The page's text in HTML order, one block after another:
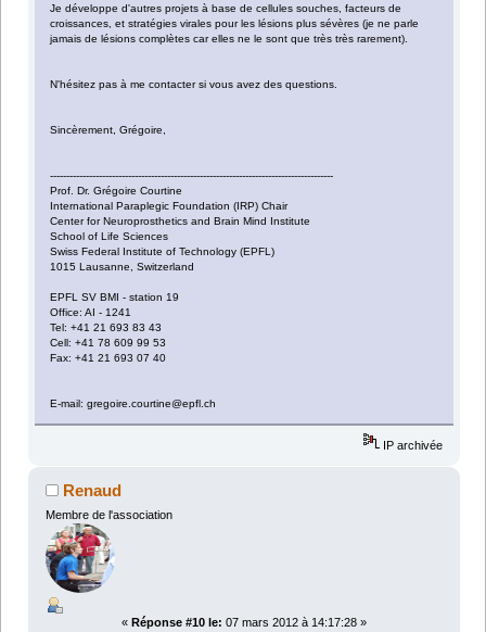
Je développe d'autres projets à base de cellules souches, facteurs de
croissances, et stratégies virales pour les lésions plus sévères (je ne parle
jamais de lésions complètes car elles ne le sont que très très rarement).
N'hésitez pas à me contacter si vous avez des questions.
Sincèrement, Grégoire,
---------------------------------------------------------------------------------------
Prof. Dr. Grégoire Courtine
International Paraplegic Foundation (IRP) Chair
Center for Neuroprosthetics and Brain Mind Institute
School of Life Sciences
Swiss Federal Institute of Technology (EPFL)
1015 Lausanne, Switzerland
EPFL SV BMI - station 19
Office: AI - 1241
Tel: +41 21 693 83 43
Cell: +41 78 609 99 53
Fax: +41 21 693 07 40
E-mail: gregoire.courtine@epfl.ch
IP archivée
Renaud
Membre de l'association
« Réponse #10 le: 07 mars 2012 à 14:17:28 »